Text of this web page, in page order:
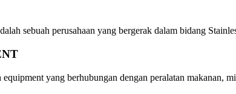
sebuah perusahaan yang bergerak dalam bidang
yang berhubungan dengan peralatan makanan,